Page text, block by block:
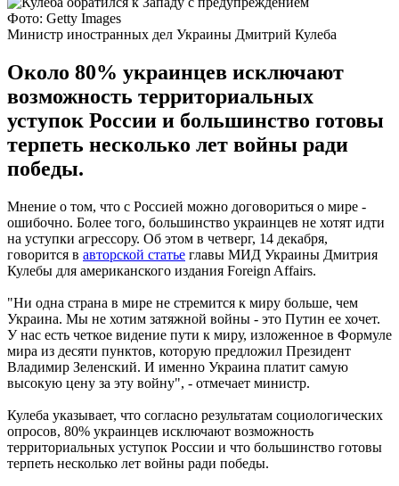
Фото: Getty Images
Министр иностранных дел Украины Дмитрий Кулеба
Около 80% украинцев исключают
возможность территориальных
уступок России и большинство готовы
терпеть несколько лет войны ради
победы.
Мнение о том, что с Россией можно договориться о мире -
ошибочно. Более того, большинство украинцев не хотят идти
на уступки агрессору. Об этом в четверг, 14 декабря,
говорится в авторской статье главы МИД Украины Дмитрия
Кулебы для американского издания Foreign Affairs.
"Ни одна страна в мире не стремится к миру больше, чем
Украина. Мы не хотим затяжной войны - это Путин ее хочет.
У нас есть четкое видение пути к миру, изложенное в Формуле
мира из десяти пунктов, которую предложил Президент
Владимир Зеленский. И именно Украина платит самую
высокую цену за эту войну", - отмечает министр.
Кулеба указывает, что согласно результатам социологических
опросов, 80% украинцев исключают возможность
территориальных уступок России и что большинство готовы
терпеть несколько лет войны ради победы.